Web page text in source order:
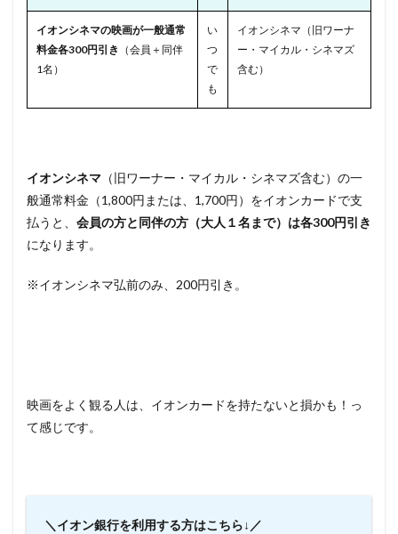
イオンシネマの映画が一般通常
料金各300円引き （会員＋同伴
1名）
い
つ
で
も
イオンシネマ（旧ワーナ
ー・マイカル・シネマズ
含む）
イオンシネマ （旧ワーナー・マイカル・シネマズ含む）の一
般通常料金（1,800円または、1,700円）をイオンカードで支
払うと、 会員の方と同伴の方（大人１名まで）は各300円引き
になります。
※イオンシネマ弘前のみ、200円引き。
映画をよく観る人は、イオンカードを持たないと損かも！っ
て感じです。
＼イオン銀行を利用する方はこちら↓／